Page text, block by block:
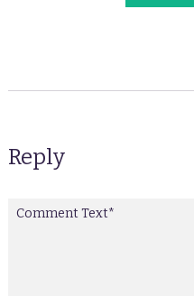
Reply